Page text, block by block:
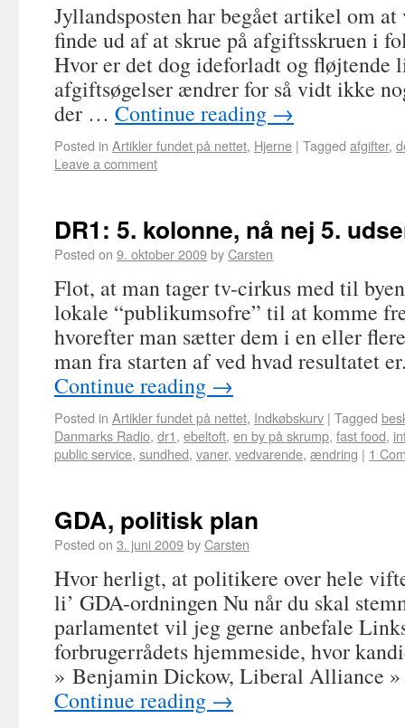
Jyllandsposten har begået artikel om
finde ud af at skrue på afgiftsskruen i
Hvor er det dog ideforladt og fløjtende
afgiftsøgelser ændrer for så vidt ikke
der … Continue reading →
Posted in Artikler fundet på nettet, Hjerne | Tagged afgifter,
Leave a comment
DR1: 5. kolonne, nå nej 5.
Posted on 9. oktober 2009byCarsten
Flot, at man tager tv-cirkus med til
lokale “publikumsofre” til at komme
hvorefter man sætter dem i en eller
man fra starten af ved hvad resultatet
Continue reading →
Posted in Artikler fundet på nettet, Indkøbskurv | Tagged
Danmarks Radio, dr1, ebeltoft, en by på skrump, fast food,
public service, sundhed, vaner, vedvarende, ændring | 1
GDA, politisk plan
Posted on 3. juni 2009byCarsten
Hvor herligt, at politikere over hele
li’ GDA-ordningen Nu når du skal
parlamentet vil jeg gerne anbefale
forbrugerrådets hjemmeside, hvor
» Benjamin Dickow, Liberal Alliance
Continue reading →